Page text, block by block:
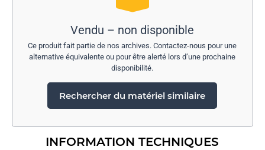
Vendu – non disponible
Ce produit fait partie de nos archives. Contactez-nous pour une
alternative équivalente ou pour être alerté lors d’une prochaine
disponibilité.
Rechercher du matériel similaire
INFORMATION TECHNIQUES